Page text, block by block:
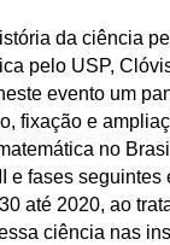
da ciência
pelo USP,
evento um
fixação e
no
e fases seguintes
até 2020, ao
ciência nas